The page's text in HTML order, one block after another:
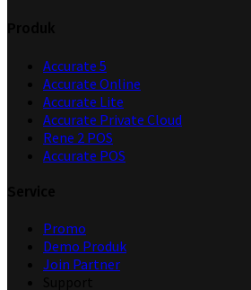
Accurate 5
Accurate Online
Accurate Lite
Accurate Private Cloud
Rene 2 POS
Accurate POS
Promo
Demo Produk
Join Partner